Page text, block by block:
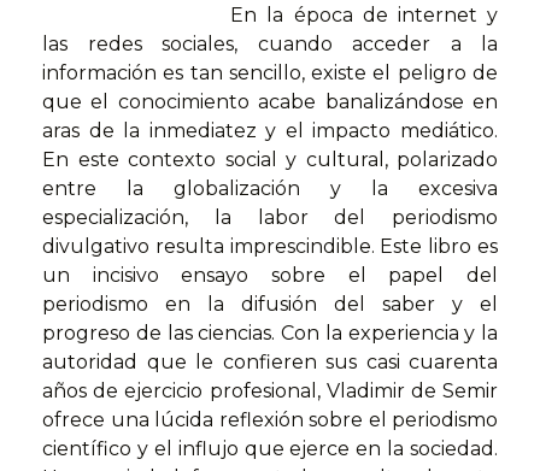
En la época de internet y
las redes sociales, cuando acceder a la
información es tan sencillo, existe el peligro de
que el conocimiento acabe banalizándose en
aras de la inmediatez y el impacto mediático.
En este contexto social y cultural, polarizado
entre la globalización y la excesiva
especialización, la labor del periodismo
divulgativo resulta imprescindible. Este libro es
un incisivo ensayo sobre el papel del
periodismo en la difusión del saber y el
progreso de las ciencias. Con la experiencia y la
autoridad que le confieren sus casi cuarenta
años de ejercicio profesional, Vladimir de Semir
ofrece una lúcida reflexión sobre el periodismo
científico y el influjo que ejerce en la sociedad.